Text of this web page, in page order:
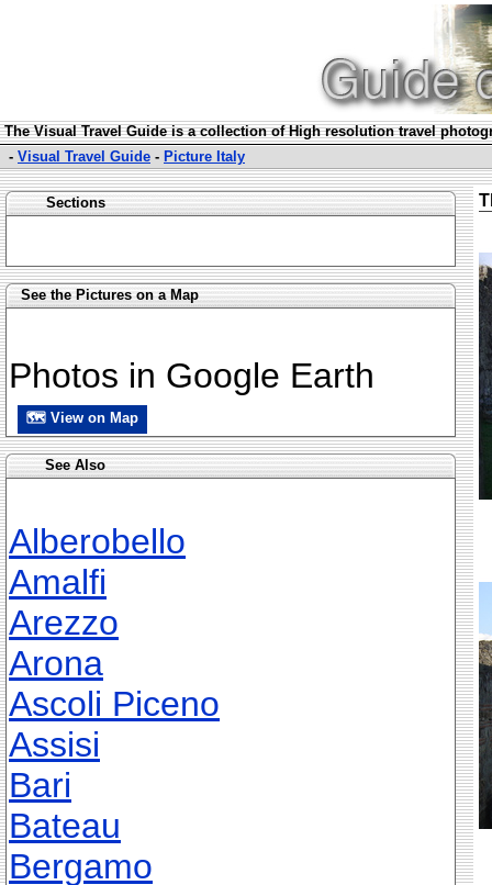
The Visual Travel Guide is a collection of High resolution travel
- Visual Travel Guide - Picture Italy
Sections
See the Pictures on a Map
Photos in Google Earth
🗺 View on Map
See Also
Alberobello
Amalfi
Arezzo
Arona
Ascoli Piceno
Assisi
Bari
Bateau
Bergamo